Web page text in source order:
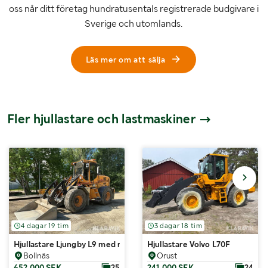
oss når ditt företag hundratusentals registrerade budgivare i
Sverige och utomlands.
Läs mer om att sälja
Fler hjullastare och lastmaskiner
4 dagar 19 tim
Hjullastare Ljungby L9 med redskap
Bollnäs
3 dagar 18 tim
Hjullastare Volvo L70F
Orust